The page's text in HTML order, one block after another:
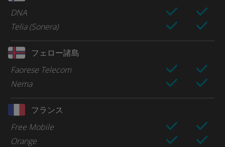
DNA
Telia (Sonera)
フェロー諸島
Faorese Telecom
Nema
フランス
Free Mobile
Orange